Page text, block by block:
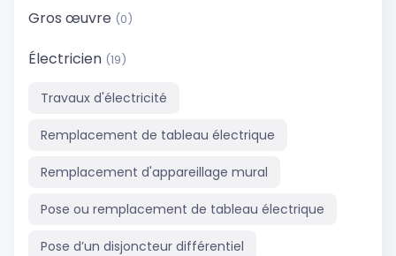
Gros œuvre (0)
Électricien (19)
Travaux d'électricité
Remplacement de tableau électrique
Remplacement d'appareillage mural
Pose ou remplacement de tableau électrique
Pose d’un disjoncteur différentiel